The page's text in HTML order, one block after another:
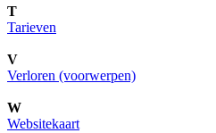
T
Tarieven
V
Verloren (voorwerpen)
W
Websitekaart